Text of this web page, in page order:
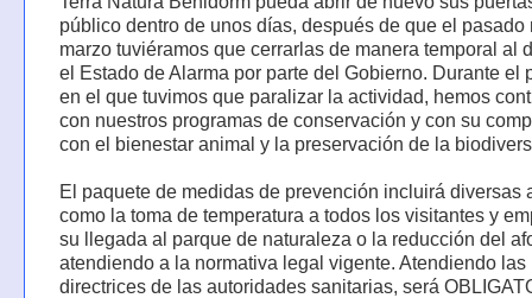
público dentro de unos días, después de que el pasado
marzo tuviéramos que cerrarlas de manera temporal al
el Estado de Alarma por parte del Gobierno. Durante el
en el que tuvimos que paralizar la actividad, hemos
con nuestros programas de conservación y con su
con el bienestar animal y la preservación de la
El paquete de medidas de prevención incluirá diversas
como la toma de temperatura a todos los visitantes y
su llegada al parque de naturaleza o la reducción del
atendiendo a la normativa legal vigente. Atendiendo las
directrices de las autoridades sanitarias, será